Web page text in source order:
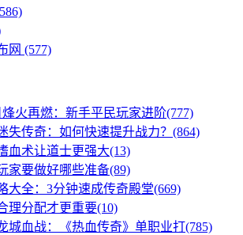
网 (577)
火再燃：新手平民玩家进阶(777)
失传奇：如何快速提升战力？(864)
血术让道士更强大(13)
家要做好哪些准备(89)
大全：3分钟速成传奇殿堂(669)
理分配才更重要(10)
城血战：《热血传奇》单职业打(785)